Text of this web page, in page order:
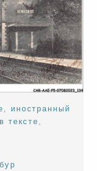
, иностранный
тексте ,